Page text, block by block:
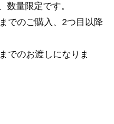
量限定です。
でのご購入、2つ目以降
でのお渡しになりま